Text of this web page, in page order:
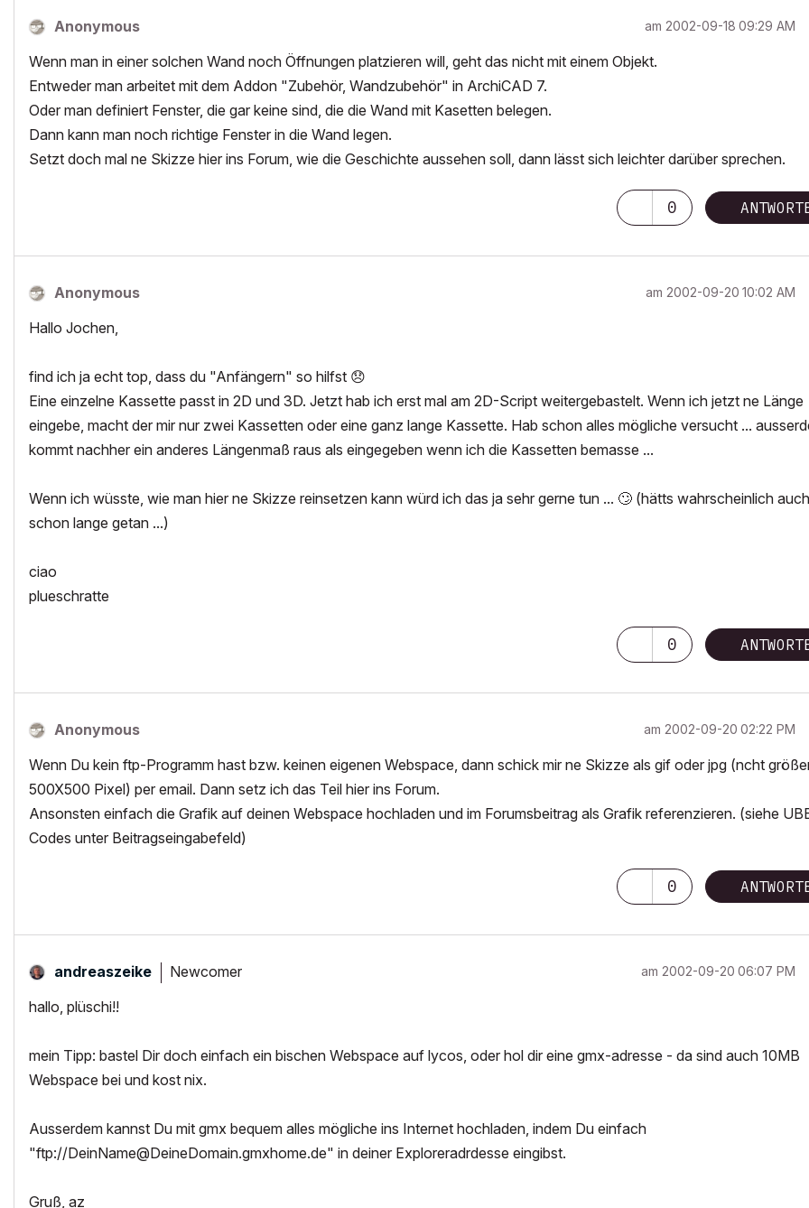
Anonymous am ‎2002-09-18 09:29 AM
Wenn man in einer solchen Wand noch Öffnungen platzieren will, geht das nicht mit einem Objekt.
Entweder man arbeitet mit dem Addon "Zubehör, Wandzubehör" in ArchiCAD 7.
Oder man definiert Fenster, die gar keine sind, die die Wand mit Kasetten belegen.
Dann kann man noch richtige Fenster in die Wand legen.
Setzt doch mal ne Skizze hier ins Forum, wie die Geschichte aussehen soll, dann lässt sich leichter darüber sprechen.
0
Anonymous am ‎2002-09-20 10:02 AM
Hallo Jochen,
find ich ja echt top, dass du "Anfängern" so hilfst 😞
Eine einzelne Kassette passt in 2D und 3D. Jetzt hab ich erst mal am 2D-Script weitergebastelt. Wenn ich jetzt ne Länge
eingebe, macht der mir nur zwei Kassetten oder eine ganz lange Kassette. Hab schon alles mögliche versucht ...
kommt nachher ein anderes Längenmaß raus als eingegeben wenn ich die Kassetten bemasse ...
Wenn ich wüsste, wie man hier ne Skizze reinsetzen kann würd ich das ja sehr gerne tun ... 🙄 (hätts wahrscheinlich auch
schon lange getan ...)
ciao
plueschratte
0
Anonymous am ‎2002-09-20 02:22 PM
Wenn Du kein ftp-Programm hast bzw. keinen eigenen Webspace, dann schick mir ne Skizze als gif oder jpg (ncht
500X500 Pixel) per email. Dann setz ich das Teil hier ins Forum.
Ansonsten einfach die Grafik auf deinen Webspace hochladen und im Forumsbeitrag als Grafik referenzieren. (siehe
Codes unter Beitragseingabefeld)
0
andreaszeike Newcomer am ‎2002-09-20 06:07 PM
hallo, plüschi!!
mein Tipp: bastel Dir doch einfach ein bischen Webspace auf lycos, oder hol dir eine gmx-adresse - da sind auch 10MB
Webspace bei und kost nix.
Ausserdem kannst Du mit gmx bequem alles mögliche ins Internet hochladen, indem Du einfach
"ftp://DeinName@DeineDomain.gmxhome.de" in deiner Exploreradrdesse eingibst.
Gruß, az